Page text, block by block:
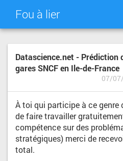
Fou à lier
NUAGE DE TAGS
Datascience.net - Prédiction
gares SNCF en Ile-de-France
07/
À toi qui participe à ce genre
de faire travailler
compétence sur des
stratégiques) merci de
total.